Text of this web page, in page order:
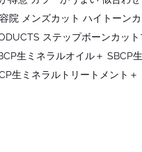
院 メンズカット ハイトーン
ステップボーンカッ
生ミネラルオイル＋ SBCP
生ミネラルトリートメント